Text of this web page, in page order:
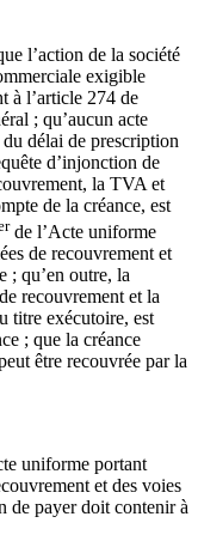
l’action de la société
exigible
à l’article 274 de
; qu’aucun acte
délai de prescription
d’injonction de
la TVA et
de la créance, est
de l’Acte uniforme
de recouvrement et
; qu’en outre, la
recouvrement et la
titre exécutoire, est
; que la créance
être recouvrée par la
uniforme portant
et des voies
de payer doit contenir à